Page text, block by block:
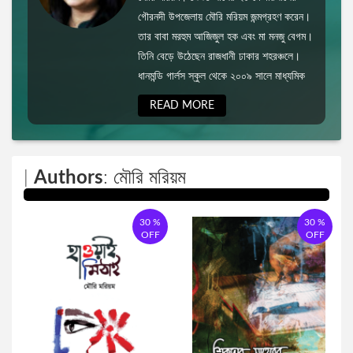
বিভূতিভূষণ বন্দ্যোপাধ্যায়
সৌমেন সাহা
জোনাথন এল.লী
মহিউদ্দিন আহমদ
প্রফেশনাল ও ক্যারিয়ার উন্নয়ন
বিজ্ঞানভিত্তিক প্রবন্ধ
ফ্রিল্যান্সিং ও আউটসোর্সিং
ডায়েরি ও চিঠিপত্র সংকলন
গৌরনদী উপজেলায় মৌরি মরিয়ম জন্মগ্রহণ করেন।
তার বাবা মরহুম আজিজুল হক এবং মা মনজু বেগম।
তিনি বেড়ে উঠেছেন রাজধানী ঢাকার শহরঞ্চলে।
ধানমন্ডি গার্লস স্কুল থেকে ২০০৯ সালে মাধ্যমিক
এবং বদরুন্নেসা কলেজ থেকে উচ্চ মাধ্যমিক পাস
করেন ২০১১ সালে।
READ MORE
Authors: মৌরি মরিয়ম
30 %
OFF
30 %
OFF